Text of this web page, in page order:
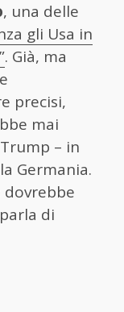
, una delle
gli Usa in
. Già, ma
precisi,
mai
– in
Germania.
di